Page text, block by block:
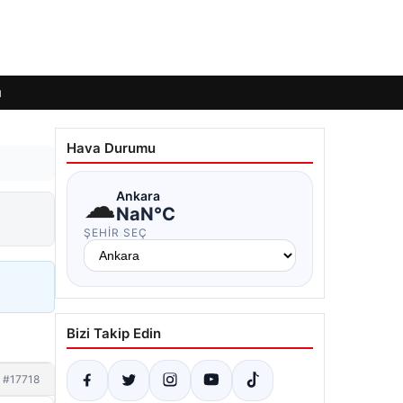
#17718
Hava Durumu
☁Ankara
NaN°C
ŞEHIR SEÇ
Bizi Takip Edin